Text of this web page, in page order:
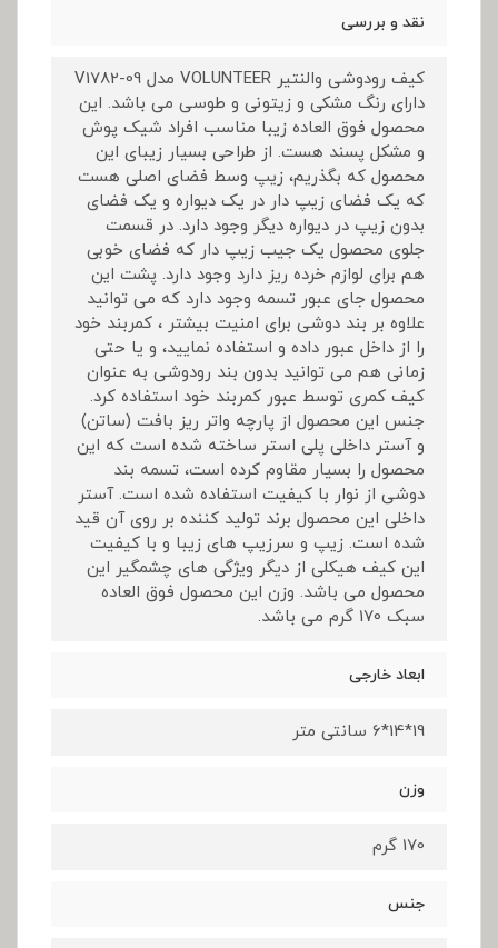
نقد و بررسی
کیف رودوشی والنتیر VOLUNTEER مدل V1782-09
دارای رنگ مشکی و زیتونی و طوسی می باشد. این
محصول فوق العاده زیبا مناسب افراد شیک پوش
و مشکل پسند هست. از طراحی بسیار زیبای این
محصول که بگذریم، زیپ وسط فضای اصلی هست
که یک فضای زیپ دار در یک دیواره و یک فضای
بدون زیپ در دیواره دیگر وجود دارد. در قسمت
جلوی محصول یک جیب زیپ دار که فضای خوبی
هم برای لوازم خرده ریز دارد وجود دارد. پشت این
محصول جای عبور تسمه وجود دارد که می توانید
علاوه بر بند دوشی برای امنیت بیشتر ، کمربند خود
را از داخل عبور داده و استفاده نمایید، و یا حتی
زمانی هم می توانید بدون بند رودوشی به عنوان
کیف کمری توسط عبور کمربند خود استفاده کرد.
جنس این محصول از پارچه واتر ریز بافت (ساتن)
و آستر داخلی پلی استر ساخته شده است که این
محصول را بسیار مقاوم کرده است، تسمه بند
دوشی از نوار با کیفیت استفاده شده است. آستر
داخلی این محصول برند تولید کننده بر روی آن قید
شده است. زیپ و سرزیپ های زیبا و با کیفیت
این کیف هیکلی از دیگر ویژگی های چشمگیر این
محصول می باشد. وزن این محصول فوق العاده
سبک 170 گرم می باشد.
ابعاد خارجی
19*14*6 سانتی متر
وزن
170 گرم
جنس